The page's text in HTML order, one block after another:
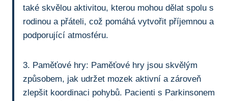
také skvělou aktivitou, kterou mohou dělat spolu ‌s
rodinou a přáteli, což pomáhá vytvořit příjemnou a
podporující atmosféru.
3. Paměťové hry: Paměťové‌ hry jsou skvělým
způsobem, jak udržet mozek aktivní ⁢a zároveň
zlepšit koordinaci pohybů.‌ Pacienti s Parkinsonem